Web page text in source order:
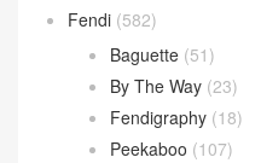
Fendi (582)
Baguette (51)
By The Way (23)
Fendigraphy (18)
Peekaboo (107)